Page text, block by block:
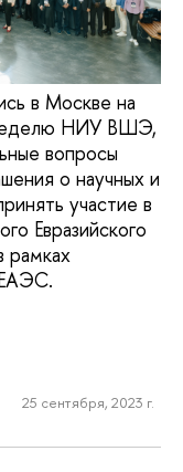
в Москве на
НИУ ВШЭ,
вопросы
о научных и
участие в
Евразийского
рамках
25 сентября, 2023 г.